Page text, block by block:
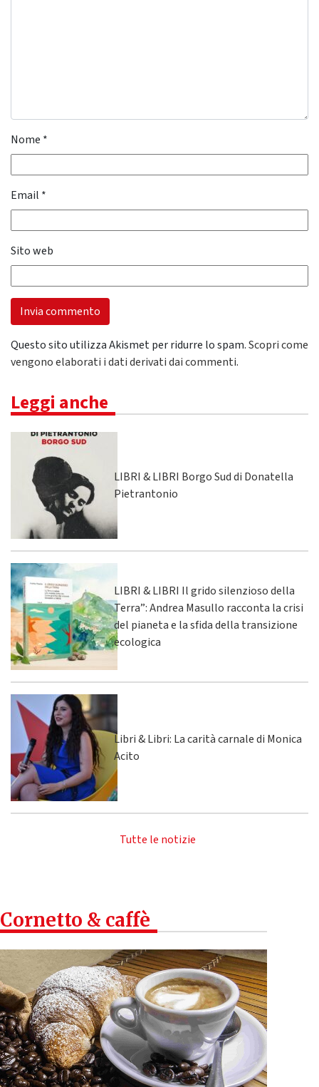
Nome *
Email *
Sito web
Questo sito utilizza Akismet per ridurre lo spam.Scopri come
vengono elaborati i dati derivati dai commenti.
Leggi anche
LIBRI & LIBRI Borgo Sud di Donatella
Pietrantonio
LIBRI & LIBRI Il grido silenzioso della
Terra”: Andrea Masullo racconta la crisi
del pianeta e la sfida della transizione
ecologica
Libri & Libri: La carità carnale di Monica
Acito
Tutte le notizie
Cornetto & caffè